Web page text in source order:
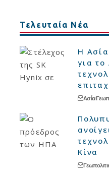
Τελευταία Νέα
Η
για
Ασία
Κίνα